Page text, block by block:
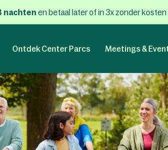
nachten en betaal later of in 3x zonder kosten
Ontdek Center Parcs Meetings &